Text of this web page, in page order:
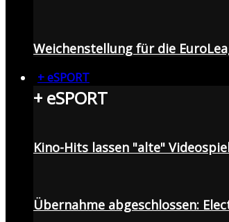
Weichenstellung für die
+ eSPORT
+ eSPORT
Kino-Hits lassen "alte"
Übernahme abgeschlossen: